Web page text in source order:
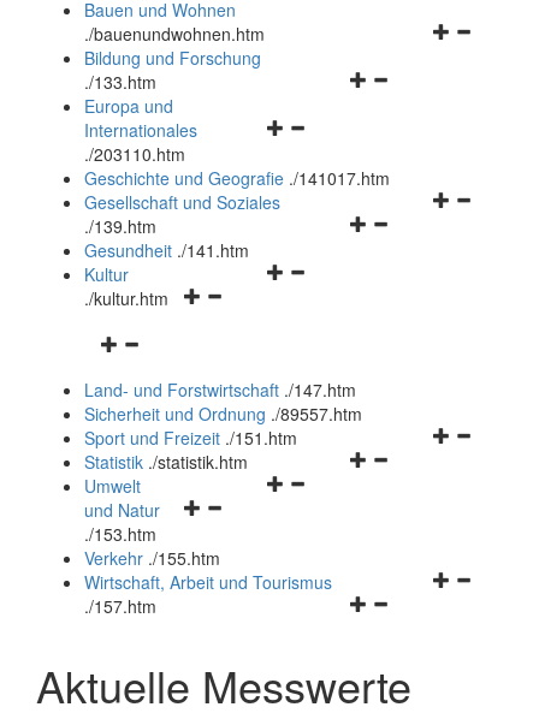
Bauen und Wohnen
./bauenundwohnen.htm
Navigationsmenü
Bildung und Forschung
./133.htm
Navigationsmenü
und
schließen
Europa und
Internationales
./203110.htm
Geschichte und Geografie ./141017.htm
Navigationsmenü
Gesellschaft und Soziales
./139.htm
Navigationsmenü
Gesundheit ./141.htm
Navigationsmenü
Kultur
./kultur.htm
Navigationsmenü
und
schließen
Land- und Forstwirtschaft ./147.htm
Sicherheit und Ordnung ./89557.htm
Navigationsmenü
Sport und Freizeit ./151.htm
Navigationsmenü
Statistik ./statistik.htm
Navigationsmenü
und
schließen
Umwelt
und Natur
./153.htm
Verkehr ./155.htm
Navigationsmenü
schließen
Wirtschaft, Arbeit und Tourismus
./157.htm
Aktuelle Messwerte